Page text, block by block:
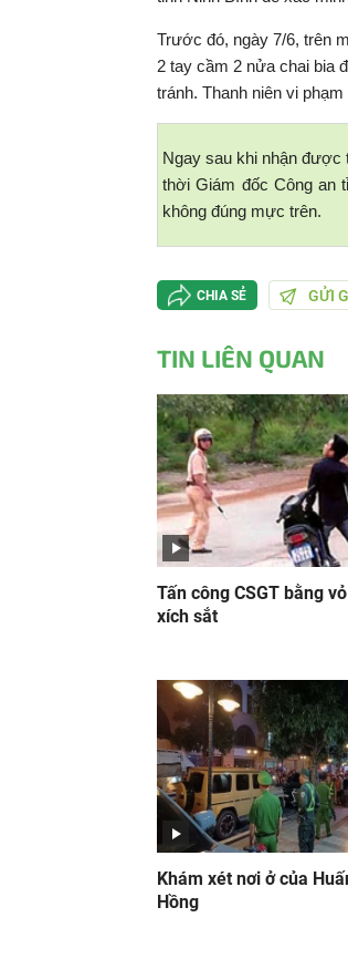
Trước đó, ngày 7/6, trên
2 tay cầm 2 nửa chai bia
tránh. Thanh niên vi
Ngay sau khi nhận được
thời Giám đốc Công an
không đúng mực trên.
CHIA SẺ GỬI
TIN LIÊN QUAN
Tấn công CSGT bằng
xích sắt
Khám xét nơi ở của
Hồng